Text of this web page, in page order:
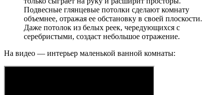
Подвесные глянцевые потолки сделают комнату
объемнее, отражая ее обстановку в своей плоскости.
Даже потолок из белых реек, чередующихся с
серебристыми, создаст небольшое отражение.
На видео — интерьер маленькой ванной комнаты: